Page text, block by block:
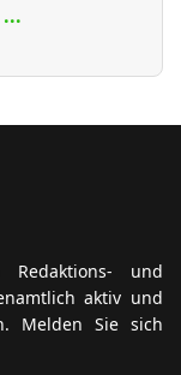
und
aktiv und
Melden Sie sich